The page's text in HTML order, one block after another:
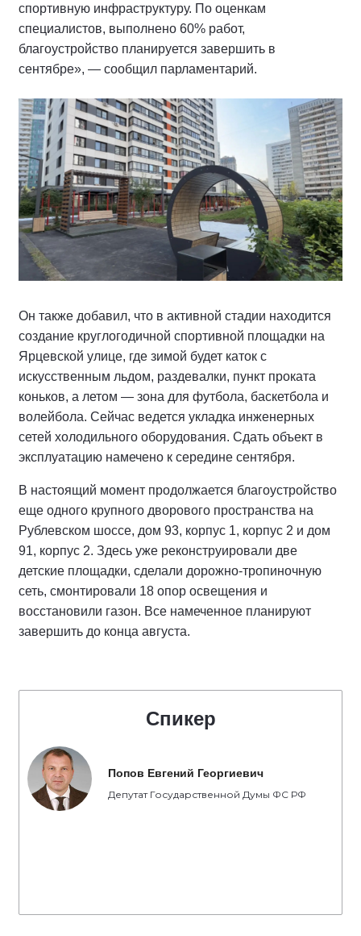
спортивную инфраструктуру. По оценкам
специалистов, выполнено 60% работ,
благоустройство планируется завершить в
сентябре», — сообщил парламентарий.
Он также добавил, что в активной стадии находится
создание круглогодичной спортивной площадки на
Ярцевской улице, где зимой будет каток с
искусственным льдом, раздевалки, пункт проката
коньков, а летом — зона для футбола, баскетбола и
волейбола. Сейчас ведется укладка инженерных
сетей холодильного оборудования. Сдать объект в
эксплуатацию намечено к середине сентября.
В настоящий момент продолжается благоустройство
еще одного крупного дворового пространства на
Рублевском шоссе, дом 93, корпус 1, корпус 2 и дом
91, корпус 2. Здесь уже реконструировали две
детские площадки, сделали дорожно-тропиночную
сеть, смонтировали 18 опор освещения и
восстановили газон. Все намеченное планируют
завершить до конца августа.
Спикер
Попов Евгений Георгиевич
Депутат Государственной Думы ФС РФ